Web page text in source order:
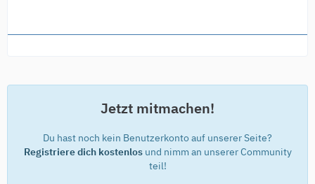
Jetzt mitmachen!
Du hast noch kein Benutzerkonto auf unserer Seite?
Registriere dich kostenlosund nimm an unserer Community
teil!